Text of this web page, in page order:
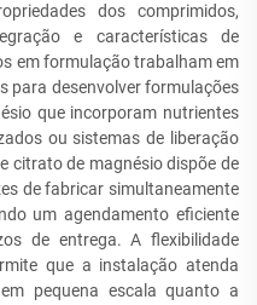
dos comprimidos,
e características de
em formulação trabalham em
para desenvolver formulações
que incorporam nutrientes
ou sistemas de liberação
citrato de magnésio dispõe de
de fabricar simultaneamente
um agendamento eficiente
de entrega. A flexibilidade
que a instalação atenda
pequena escala quanto a